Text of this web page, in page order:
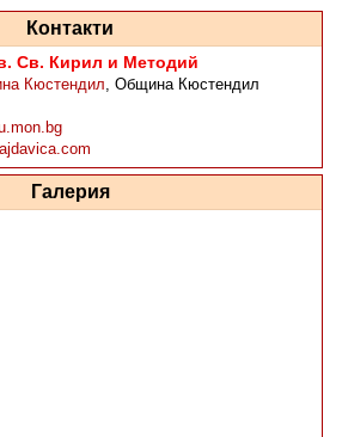
Контакти
Св. Кирил и Методий
Кюстендил,Община Кюстендил
Галерия